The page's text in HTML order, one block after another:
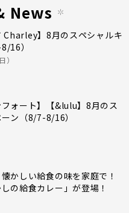
News
Charley】8月のスペシャルキ
16）
フォート】【&lulu】8月のス
ン（8/7-8/16）
かしい給食の味を家庭で！
の給食カレー」が登場！